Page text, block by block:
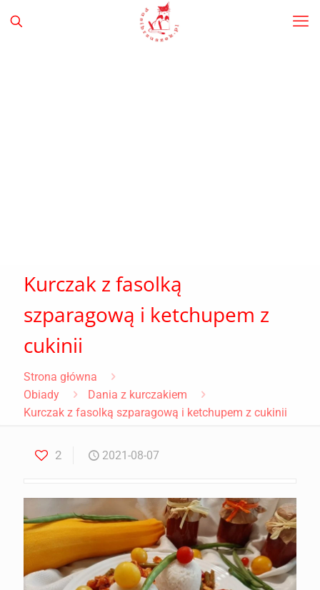
Kurczak z fasolką
szparagową i ketchupem z
cukinii
Strona główna
Obiady
Dania z kurczakiem
Kurczak z fasolką szparagową i ketchupem z cukinii
2 2021-08-07